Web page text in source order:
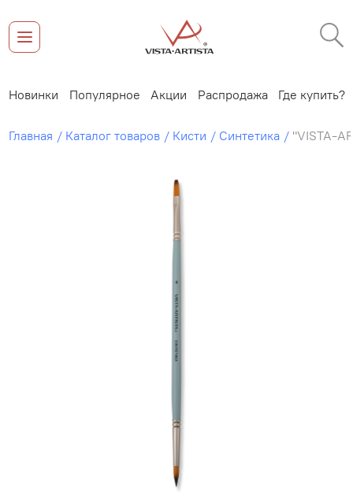
Новинки Популярное Акции Распродажа Где купить?
Главная Каталог товаров Кисти Синтетика "VISTA-